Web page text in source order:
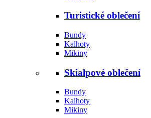
Turistické oblečení
Bundy
Kalhoty
Mikiny
Skialpové oblečení
Bundy
Kalhoty
Mikiny